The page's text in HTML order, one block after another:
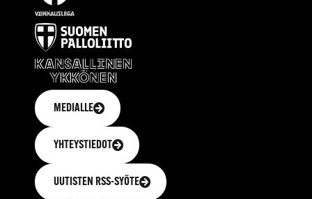
MEDIALLE
YHTEYSTIEDOT
UUTISTEN RSS-SYÖTE